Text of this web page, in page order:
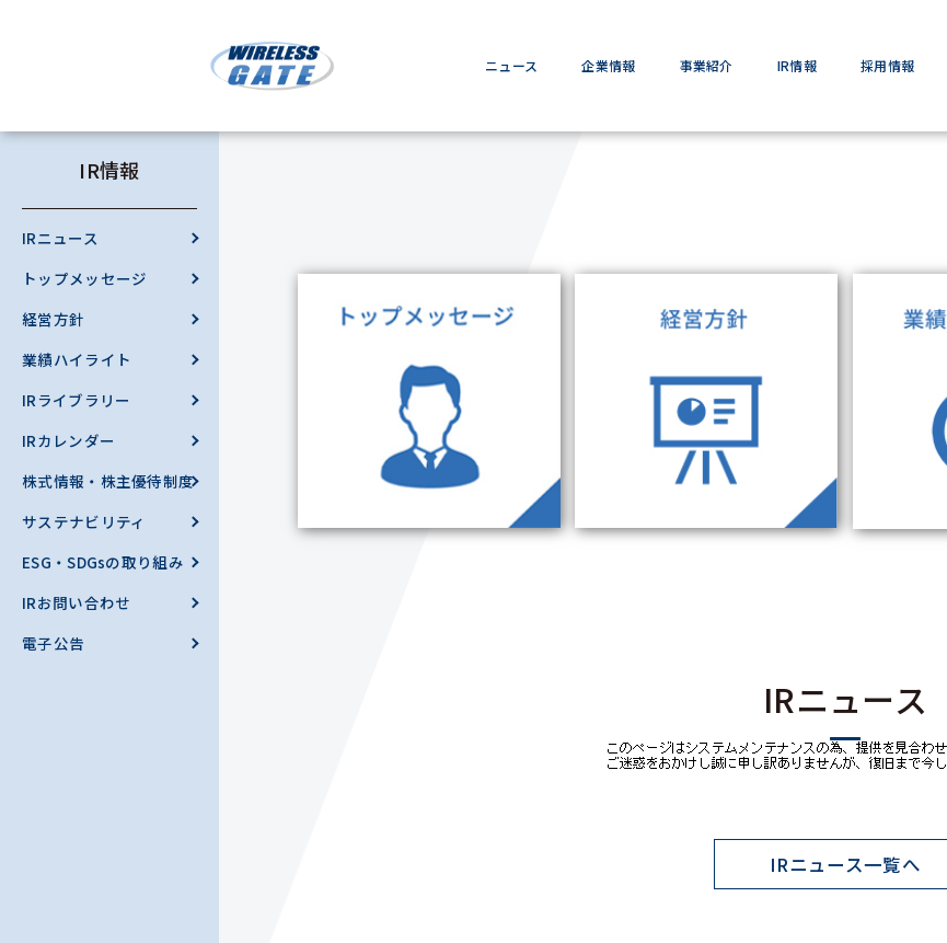
ニュース 企業情報 事業紹介 IR情報 採用情報
IR情報
IRニュース
トップメッセージ
経営方針
業績ハイライト
IRライブラリー
IRカレンダー
株式情報・株主優待制度
サステナビリティ
ESG・SDGsの取り組み
IRお問い合わせ
電子公告
IRニュース
IRニュース一覧へ